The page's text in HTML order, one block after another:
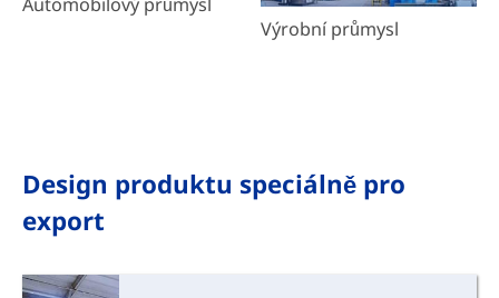
Automobilový průmysl
Výrobní průmysl
Design produktu speciálně pro
export